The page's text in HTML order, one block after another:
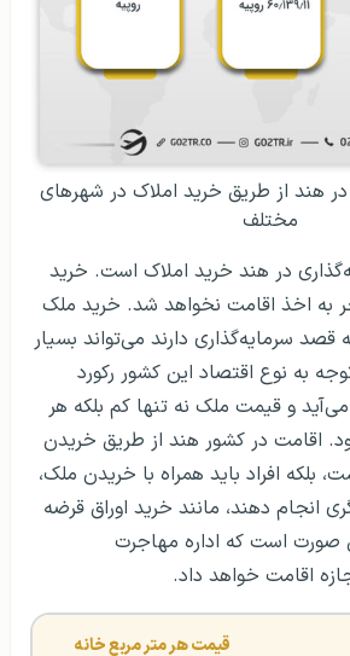
در هند از طریق خرید املاک در شهرهای
مختلف
در هند خرید املاک است. خرید
به اخذ اقامت نخواهد شد. خرید ملک
قصد سرمایه‌گذاری دارند می‌تواند بسیار
به نوع اقتصاد این کشور رکورد
و قیمت ملک نه تنها کم بلکه هر
اقامت در کشور هند از طریق خریدن
بلکه افراد باید همراه با خریدن ملک،
انجام دهند، مانند خرید اوراق قرضه
صورت است که اداره مهاجرت
اقامت خواهد داد.
قیمت هر متر مربع خانه